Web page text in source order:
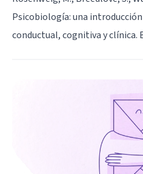
Psicobiología: una
conductual, cognitiva y clínica.